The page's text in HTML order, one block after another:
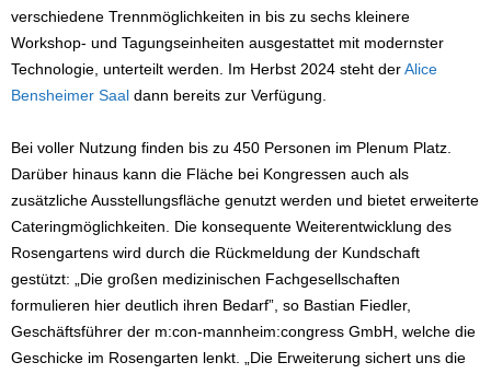
verschiedene Trennmöglichkeiten in bis zu sechs kleinere
Workshop- und Tagungseinheiten ausgestattet mit modernster
Technologie, unterteilt werden. Im Herbst 2024 steht derAlice
Bensheimer Saal dann bereits zur Verfügung.
Bei voller Nutzung finden bis zu 450 Personen im Plenum Platz.
Darüber hinaus kann die Fläche bei Kongressen auch als
zusätzliche Ausstellungsfläche genutzt werden und bietet erweiterte
Cateringmöglichkeiten. Die konsequente Weiterentwicklung des
Rosengartens wird durch die Rückmeldung der Kundschaft
gestützt: „Die großen medizinischen Fachgesellschaften
formulieren hier deutlich ihren Bedarf”, so Bastian Fiedler,
Geschäftsführer der m:con-mannheim:congress GmbH, welche die
Geschicke im Rosengarten lenkt. „Die Erweiterung sichert uns die